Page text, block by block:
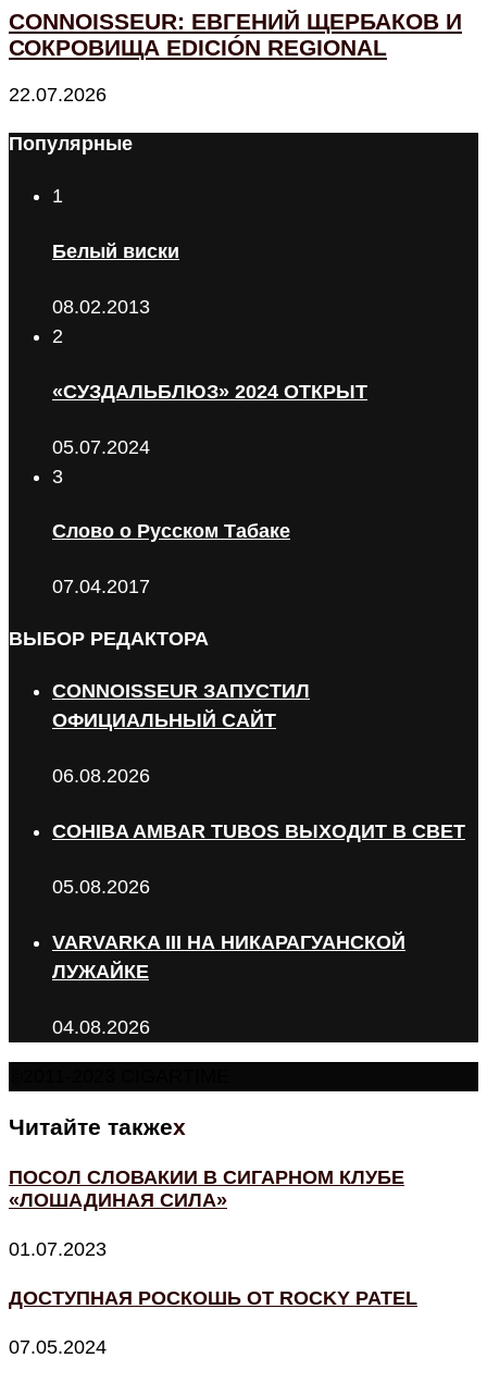
CONNOISSEUR: ЕВГЕНИЙ ЩЕРБАКОВ И
СОКРОВИЩА EDICIÓN REGIONAL
22.07.2026
Популярные
1
Белый виски
08.02.2013
2
«СУЗДАЛЬБЛЮЗ» 2024 ОТКРЫТ
05.07.2024
3
Слово о Русском Табаке
07.04.2017
ВЫБОР РЕДАКТОРА
CONNOISSEUR ЗАПУСТИЛ
ОФИЦИАЛЬНЫЙ САЙТ
06.08.2026
COHIBA AMBAR TUBOS ВЫХОДИТ В СВЕТ
05.08.2026
VARVARKA III НА НИКАРАГУАНСКОЙ
ЛУЖАЙКЕ
04.08.2026
Читайте такжеx
ПОСОЛ СЛОВАКИИ В СИГАРНОМ КЛУБЕ
«ЛОШАДИНАЯ СИЛА»
01.07.2023
ДОСТУПНАЯ РОСКОШЬ ОТ ROCKY PATEL
07.05.2024